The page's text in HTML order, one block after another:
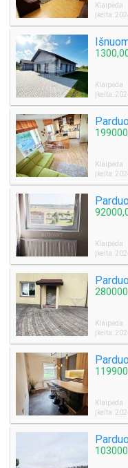
Klaipėda
Įkelta:
Klaipėda
Įkelta:
Klaipėda
Įkelta:
Klaipėda
Įkelta:
Klaipėda
Įkelta:
Klaipėda
Įkelta: